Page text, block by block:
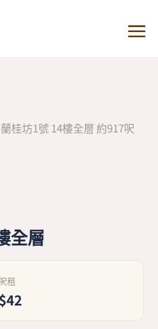
桂坊1號 14樓全層 約917呎
全層
呎租
$42